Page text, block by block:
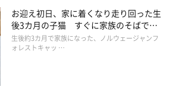
お迎え初日、家に着くなり走り回った生
後3カ月の子猫 すぐに家族のそばで落
ち着く姿に「迎えてよかった」
生後約3カ月で家族になった、ノルウェージャンフ
ォレストキャッ …